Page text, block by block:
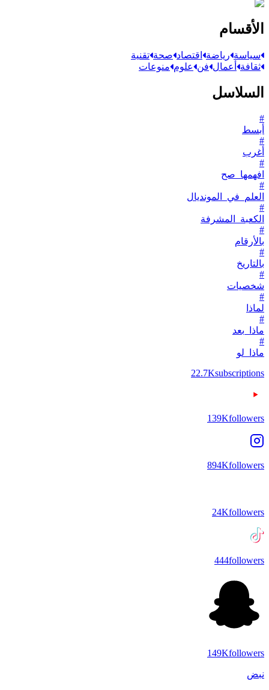
الأقسام
سياسة رياضة اقتصاد صحة تقنية
ثقافة أعمال فن علوم منوعات
السلاسل
#
أبسط
#
أغرب
#
افهمها_صح
#
العلم_في_المونديال
#
الكعبة_المشرفة
#
بالأرقام
#
بالتاريخ
#
شخصيات
#
لماذا
#
ماذا_بعد
#
ماذا_لو
22.7Ksubscriptions
139Kfollowers
894Kfollowers
24Kfollowers
444followers
149Kfollowers
نبض